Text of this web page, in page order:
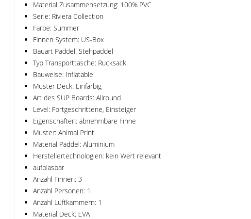
Material Zusammensetzung: 100% PVC
Serie: Riviera Collection
Farbe: Summer
Finnen System: US-Box
Bauart Paddel: Stehpaddel
Typ Transporttasche: Rucksack
Bauweise: Inflatable
Muster Deck: Einfarbig
Art des SUP Boards: Allround
Level: Fortgeschrittene, Einsteiger
Eigenschaften: abnehmbare Finne
Muster: Animal Print
Material Paddel: Aluminium
Herstellertechnologien: kein Wert relevant
aufblasbar
Anzahl Finnen: 3
Anzahl Personen: 1
Anzahl Luftkammern: 1
Material Deck: EVA